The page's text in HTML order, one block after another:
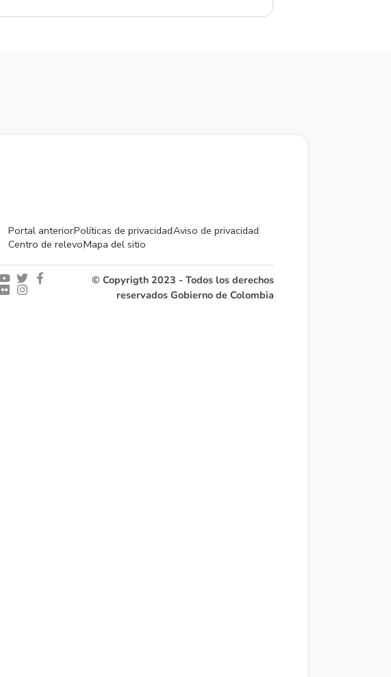
Portal anteriorPolíticas de privacidadAviso de privacidad
Centro de relevoMapa del sitio
© Copyrigth 2023 - Todos los derechos
reservados Gobierno de Colombia